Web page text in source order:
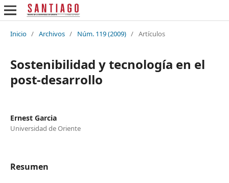
Inicio / Archivos / Núm. 119 (2009) / Artículos
Sostenibilidad y tecnología en el
post-desarrollo
Ernest Garcia
Universidad de Oriente
Resumen